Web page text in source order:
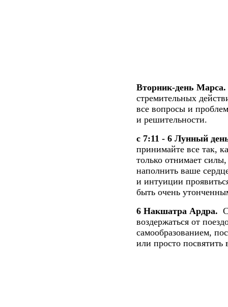
Вторник-день Марса.
стремительных
все вопросы и
и решительности.
с 7:11 - 6 Лунный
принимайте все так,
только отнимает
наполнить ваше
и интуиции
быть очень
6 Накшатра Ардра.
воздержаться от
самообразованием,
или просто